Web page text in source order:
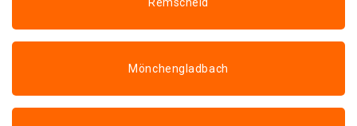
Mönchengladbach